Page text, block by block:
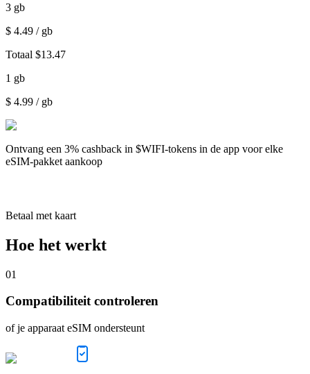
3 gb
$ 4.49 / gb
Totaal $13.47
1 gb
$ 4.99 / gb
Ontvang een 3% cashback in $WIFI-tokens in de app voor elke
eSIM-pakket aankoop
Betaal met kaart
Hoe het werkt
01
Compatibiliteit controleren
of je apparaat eSIM ondersteunt